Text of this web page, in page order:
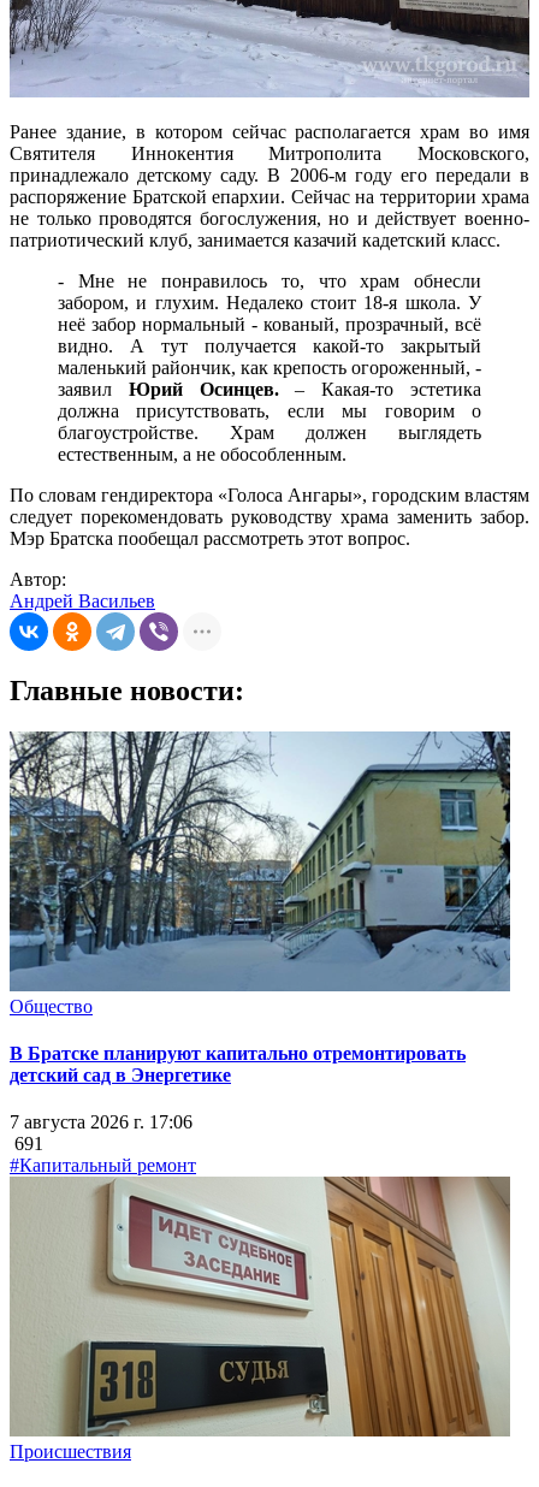
Ранее здание, в котором сейчас располагается храм во имя
Святителя Иннокентия Митрополита Московского,
принадлежало детскому саду. В 2006-м году его передали в
распоряжение Братской епархии. Сейчас на территории храма
не только проводятся богослужения, но и действует военно-
патриотический клуб, занимается казачий кадетский класс.
- Мне не понравилось то, что храм обнесли
забором, и глухим. Недалеко стоит 18-я школа. У
неё забор нормальный - кованый, прозрачный, всё
видно. А тут получается какой-то закрытый
маленький райончик, как крепость огороженный, -
заявил Юрий Осинцев.– Какая-то эстетика
должна присутствовать, если мы говорим о
благоустройстве. Храм должен выглядеть
естественным, а не обособленным.
По словам гендиректора «Голоса Ангары», городским властям
следует порекомендовать руководству храма заменить забор.
Мэр Братска пообещал рассмотреть этот вопрос.
Автор:
Андрей Васильев
Главные новости:
Общество
В Братске планируют капитально отремонтировать
детский сад в Энергетике
7 августа 2026 г. 17:06
691
#Капитальный ремонт
Происшествия